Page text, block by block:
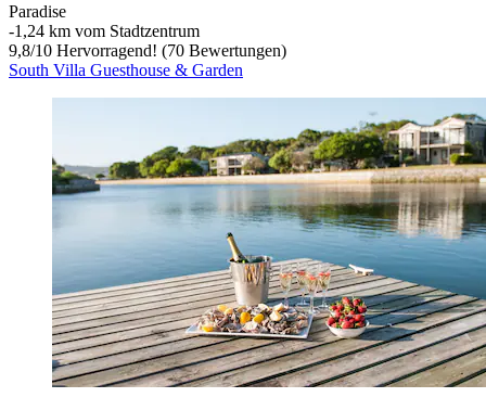
Paradise
‐1,24 km vom Stadtzentrum
9,8/10 Hervorragend! (70 Bewertungen)
South Villa Guesthouse & Garden